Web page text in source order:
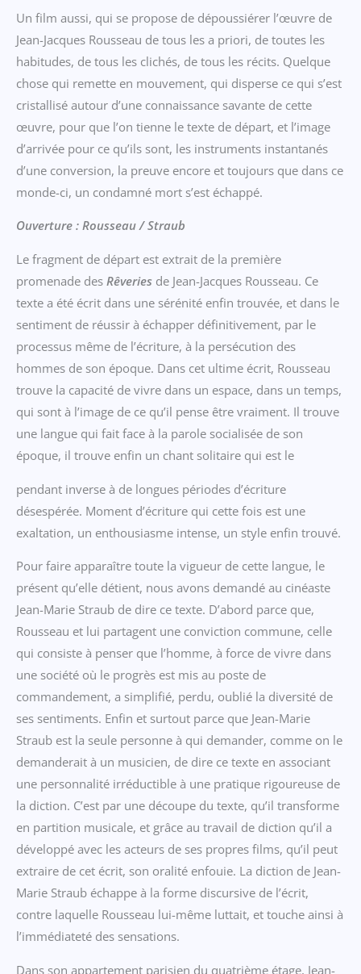
Un film aussi, qui se propose de dépoussiérer l’œuvre de
Jean-Jacques Rousseau de tous les a priori, de toutes les
habitudes, de tous les clichés, de tous les récits. Quelque
chose qui remette en mouvement, qui disperse ce qui s’est
cristallisé autour d’une connaissance savante de cette
œuvre, pour que l’on tienne le texte de départ, et l’image
d’arrivée pour ce qu’ils sont, les instruments instantanés
d’une conversion, la preuve encore et toujours que dans ce
monde-ci, un condamné mort s’est échappé.
Ouverture : Rousseau / Straub
Le fragment de départ est extrait de la première
promenade des Reveries de Jean-Jacques Rousseau. Ce
texte a été écrit dans une sérénité enfin trouvée, et dans le
sentiment de réussir à échapper définitivement, par le
processus même de l’écriture, à la persécution des
hommes de son époque. Dans cet ultime écrit, Rousseau
trouve la capacité de vivre dans un espace, dans un temps,
qui sont à l’image de ce qu’il pense être vraiment. Il trouve
une langue qui fait face à la parole socialisée de son
époque, il trouve enfin un chant solitaire qui est le
pendant inverse à de longues périodes d’écriture
désespérée. Moment d’écriture qui cette fois est une
exaltation, un enthousiasme intense, un style enfin trouvé.
Pour faire apparaître toute la vigueur de cette langue, le
présent qu’elle détient, nous avons demandé au cinéaste
Jean-Marie Straub de dire ce texte. D’abord parce que,
Rousseau et lui partagent une conviction commune, celle
qui consiste à penser que l’homme, à force de vivre dans
une société où le progrès est mis au poste de
commandement, a simplifié, perdu, oublié la diversité de
ses sentiments. Enfin et surtout parce que Jean-Marie
Straub est la seule personne à qui demander, comme on le
demanderait à un musicien, de dire ce texte en associant
une personnalité irréductible à une pratique rigoureuse de
la diction. C’est par une découpe du texte, qu’il transforme
en partition musicale, et grâce au travail de diction qu’il a
développé avec les acteurs de ses propres films, qu’il peut
extraire de cet écrit, son oralité enfouie. La diction de Jean-
Marie Straub échappe à la forme discursive de l’écrit,
contre laquelle Rousseau lui-même luttait, et touche ainsi à
l’immédiateté des sensations.
Dans son appartement parisien du quatrième étage, Jean-